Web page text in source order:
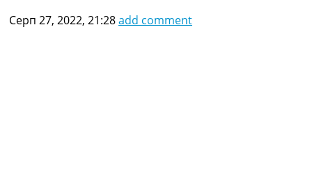
Серп 27, 2022, 21:28add comment